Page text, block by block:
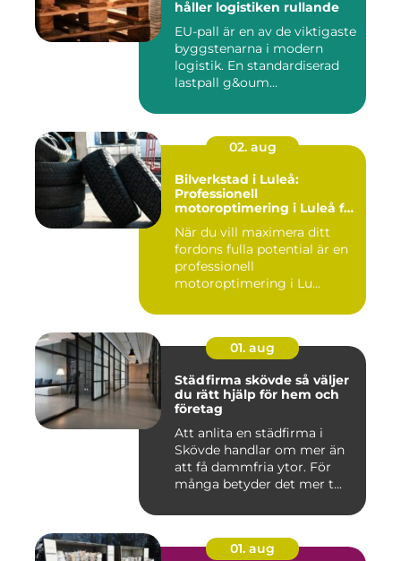
håller logistiken rullande
EU-pall är en av de viktigaste
byggstenarna i modern
logistik. En standardiserad
lastpall g&oum...
02. aug
Bilverkstad i Luleå:
Professionell
motoroptimering i Luleå för
När du vill maximera ditt
fordons fulla potential är en
professionell
motoroptimering i Lu...
01. aug
Städfirma skövde så väljer
du rätt hjälp för hem och
företag
Att anlita en städfirma i
Skövde handlar om mer än
att få dammfria ytor. För
många betyder det mer t...
01. aug